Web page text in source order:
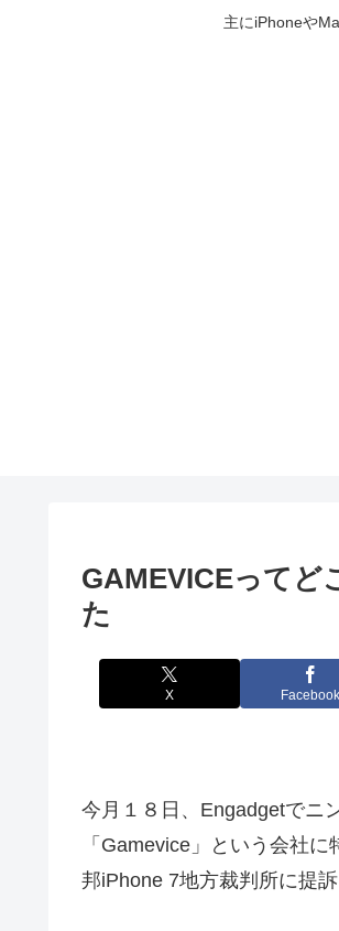
主にiPhoneや
GAMEVICEってど
た
X Facebook
今月１８日、Engadgetでニ
「Gamevice」という会社
邦iPhone 7地方裁判所に提